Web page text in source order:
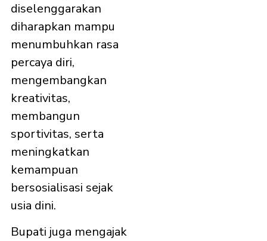
diselenggarakan
diharapkan mampu
menumbuhkan rasa
percaya diri,
mengembangkan
kreativitas,
membangun
sportivitas, serta
meningkatkan
kemampuan
bersosialisasi sejak
usia dini.
Bupati juga mengajak